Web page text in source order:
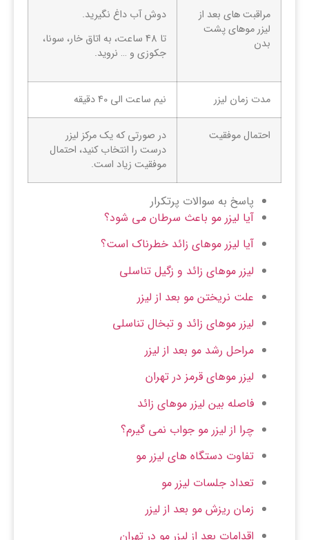
مراقبت های بعد از
لیزر موهای پشت
بدن
دوش آب داغ نگیرید.
تا 48 ساعت، به اتاق خار، سونا،
جکوزی و … نروید.
مدت زمان لیزر نیم ساعت الی 40 دقیقه
احتمال موفقیت
در صورتی که یک مرکز لیزر
درست را انتخاب کنید، احتمال
موفقیت زیاد است.
پاسخ به سوالات پرتکرار
آیا لیزر مو باعث سرطان می شود؟
آیا لیزر موهای زائد خطرناک است؟
لیزر موهای زائد و زگیل تناسلی
علت نریختن مو بعد از لیزر
لیزر موهای زائد و تبخال تناسلی
مراحل رشد مو بعد از لیزر
لیزر موهای قرمز در تهران
فاصله بین لیزر موهای زائد
چرا از لیزر مو جواب نمی گیرم؟
تفاوت دستگاه های لیزر مو
تعداد جلسات لیزر مو
زمان ریزش مو بعد از لیزر
اقدامات بعد از لیزر مو در تهران